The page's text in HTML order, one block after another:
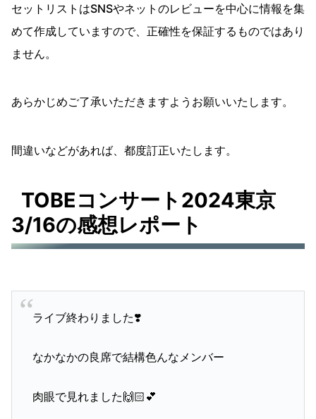
セットリストはSNSやネットのレビューを中心に情報を集
めて作成していますので、正確性を保証するものではあり
ません。
あらかじめご了承いただきますようお願いいたします。
間違いなどがあれば、都度訂正いたします。
TOBEコンサート2024東京
3/16の感想レポート
ライブ終わりました❣️
なかなかの良席で結構色んなメンバー
肉眼で見れました🙌🏻💕︎